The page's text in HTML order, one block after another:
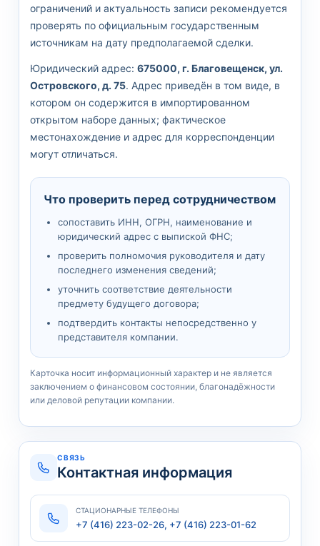
ограничений и актуальность записи рекомендуется
проверять по официальным государственным
источникам на дату предполагаемой сделки.
Юридический адрес: 675000, г. Благовещенск, ул.
Островского, д. 75. Адрес приведён в том виде, в
котором он содержится в импортированном
открытом наборе данных; фактическое
местонахождение и адрес для корреспонденции
могут отличаться.
Что проверить перед сотрудничеством
сопоставить ИНН, ОГРН, наименование и
юридический адрес с выпиской ФНС;
проверить полномочия руководителя и дату
последнего изменения сведений;
уточнить соответствие деятельности
предмету будущего договора;
подтвердить контакты непосредственно у
представителя компании.
Карточка носит информационный характер и не является
заключением о финансовом состоянии, благонадёжности
или деловой репутации компании.
СВЯЗЬ
Контактная информация
СТАЦИОНАРНЫЕ ТЕЛЕФОНЫ
+7 (416) 223-02-26, +7 (416) 223-01-62